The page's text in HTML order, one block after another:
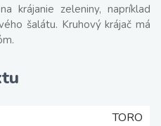
krájanie zeleniny, napríklad
šalátu. Kruhový krájač má
TORO